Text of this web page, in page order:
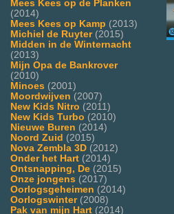
Mees Kees op de Planken
(2014)
Mees Kees op Kamp (2013)
Michiel de Ruyter(2015)
Midden in de Winternacht
(2013)
Mijn Opa de Bankrover
(2010)
Minoes (2001)
Moordwijven (2007)
New Kids Nitro (2011)
New Kids Turbo (2010)
Nieuwe Buren (2014)
Noord Zuid (2015)
Nova Zembla 3D (2012)
Onder het Hart (2014)
Ontsnapping, De (2015)
Onze jongens (2017)
Oorlogsgeheimen (2014)
Oorlogswinter(2008)
Pak van mijn Hart (2014)